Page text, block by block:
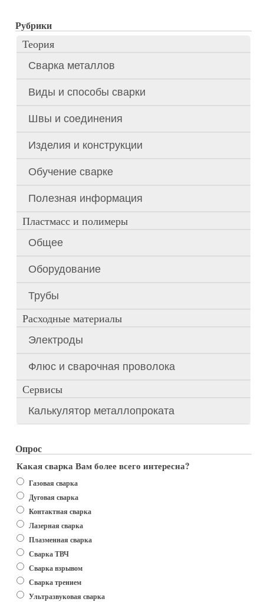
Рубрики
Теория
Сварка металлов
Виды и способы сварки
Швы и соединения
Изделия и конструкции
Обучение сварке
Полезная информация
Пластмасс и полимеры
Общее
Оборудование
Трубы
Расходные материалы
Электроды
Флюс и сварочная проволока
Сервисы
Калькулятор металлопроката
Опрос
Какая сварка Вам более всего интересна?
Варианты
Газовая сварка
Дуговая сварка
Контактная сварка
Лазерная сварка
Плазменная сварка
Сварка ТВЧ
Сварка взрывом
Сварка трением
Ультразвуковая сварка